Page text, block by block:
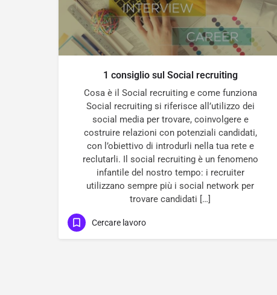
1 consiglio sul Social recruiting
Cosa è il Social recruiting e come funziona
Social recruiting si riferisce all’utilizzo dei
social media per trovare, coinvolgere e
costruire relazioni con potenziali candidati,
con l’obiettivo di introdurli nella tua rete e
reclutarli. Il social recruiting è un fenomeno
infantile del nostro tempo: i recruiter
utilizzano sempre più i social network per
trovare candidati […]
Cercare lavoro